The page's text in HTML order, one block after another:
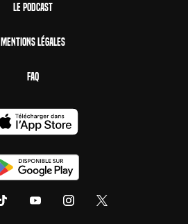
Le Podcast
Mentions Légales
FAQ